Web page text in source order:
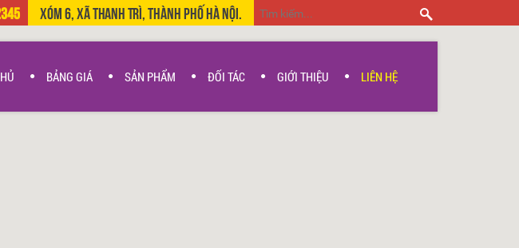
Xóm 6, Xã Thanh Trì, Thành Phố Hà Nội.
BẢNG GIÁ SẢN PHẨM ĐỐI TÁC GIỚI THIỆU LIÊN HỆ